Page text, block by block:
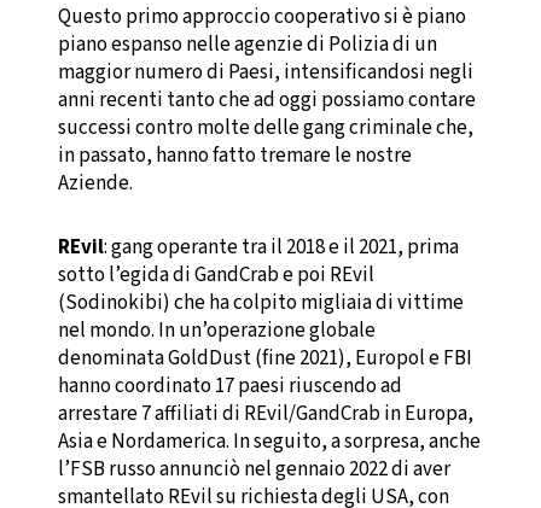
Questo primo approccio cooperativo si è piano
piano espanso nelle agenzie di Polizia di un
maggior numero di Paesi, intensificandosi negli
anni recenti tanto che ad oggi possiamo contare
successi contro molte delle gang criminale che,
in passato, hanno fatto tremare le nostre
Aziende.
REvil: gang operante tra il 2018 e il 2021, prima
sotto l’egida di GandCrab e poi REvil
(Sodinokibi) che ha colpito migliaia di vittime
nel mondo. In un’operazione globale
denominata GoldDust (fine 2021), Europol e FBI
hanno coordinato 17 paesi riuscendo ad
arrestare 7 affiliati di REvil/GandCrab in Europa,
Asia e Nordamerica. In seguito, a sorpresa, anche
l’FSB russo annunciò nel gennaio 2022 di aver
smantellato REvil su richiesta degli USA, con